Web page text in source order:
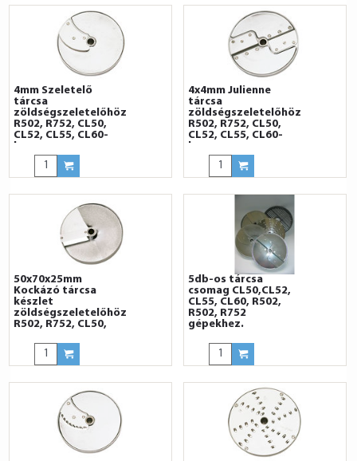
4mm Szeletelő
tárcsa
zöldségszeletelőhöz
R502, R752, CL50,
CL52, CL55, CL60-
hoz
4x4mm Julienne
tárcsa
zöldségszeletelőhöz
R502, R752, CL50,
CL52, CL55, CL60-
hoz
50x70x25mm
Kockázó tárcsa
készlet
zöldségszeletelőhöz
R502, R752, CL50,
5db-os tárcsa
csomag CL50,CL52,
CL55, CL60, R502,
R502, R752
gépekhez.